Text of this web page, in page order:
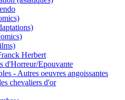
Herbert
d'Horreur/Epouvante
- Autres oeuvres angoissantes
chevaliers d'or